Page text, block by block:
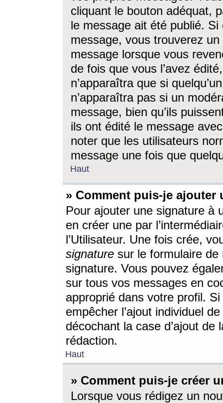
cliquant le bouton adéquat,
le message ait été publié. Si
message, vous trouverez
message lorsque vous
de fois que vous l’avez
n’apparaîtra que si
n’apparaîtra pas si un
message, bien qu’ils
ils ont édité le message
noter que les utilisateurs
message une fois que
Haut
» Comment puis-je ajouter
Pour ajouter une signature à
en créer une par
l’Utilisateur. Une fois crée,
signature sur le formulaire de
signature. Vous pouvez
sur tous vos messages en
approprié dans votre profil.
empêcher l’ajout individuel
décochant la case d’ajout
rédaction.
Haut
» Comment puis-je créer
Lorsque vous rédigez un